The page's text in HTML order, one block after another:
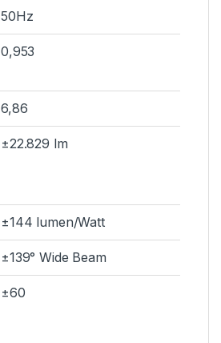
50Hz
0,953
6,86
±22.829 lm
±144 lumen/Watt
±139° Wide Beam
±60